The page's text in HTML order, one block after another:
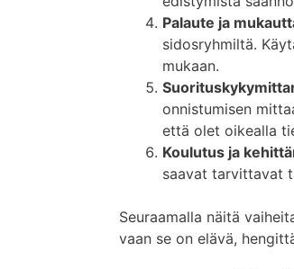
Palaute ja
sidosryhmiltä.
mukaan.
onnistumisen
että olet oikealla
Koulutus ja
saavat tarvittavat
Seuraamalla näitä
vaan se on elävä,